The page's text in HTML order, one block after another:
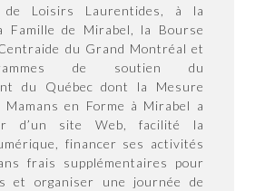
de Loisirs Laurentides, à la
Famille de Mirabel, la Bourse
du Grand Montréal et
de soutien du
du Québec dont la Mesure
Mamans en Forme à Mirabel a
d’un site Web, facilité la
financer ses activités
frais supplémentaires pour
et organiser une journée de